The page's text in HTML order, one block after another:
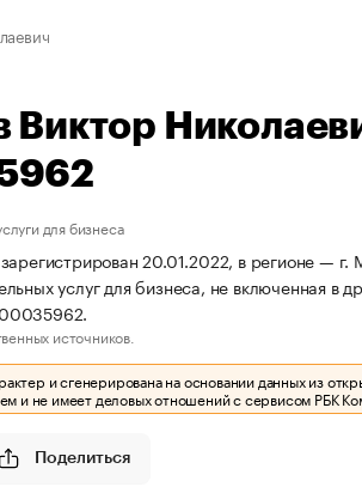
Виктор
для бизнеса
20.01.2022, в регионе — г.
услуг для бизнеса, не включенная в
источников.
и сгенерирована на основании данных из
и не имеет деловых отношений с сервисом РБК
Поделиться